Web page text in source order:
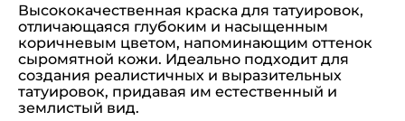
Высококачественная краска для татуировок,
отличающаяся глубоким и насыщенным
коричневым цветом, напоминающим оттенок
сыромятной кожи. Идеально подходит для
создания реалистичных и выразительных
татуировок, придавая им естественный и
землистый вид.